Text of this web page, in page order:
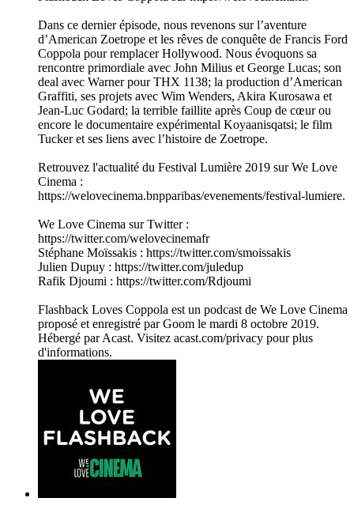
Dans ce dernier épisode, nous revenons sur l’aventure
d’American Zoetrope et les rêves de conquête de Francis Ford
Coppola pour remplacer Hollywood. Nous évoquons sa
rencontre primordiale avec John Milius et George Lucas; son
deal avec Warner pour THX 1138; la production d’American
Graffiti, ses projets avec Wim Wenders, Akira Kurosawa et
Jean-Luc Godard; la terrible faillite après Coup de cœur ou
encore le documentaire expérimental Koyaanisqatsi; le film
Tucker et ses liens avec l’histoire de Zoetrope.
Retrouvez l'actualité du Festival Lumière 2019 sur We Love
Cinema :
https://welovecinema.bnpparibas/evenements/festival-lumiere.
We Love Cinema sur Twitter :
https://twitter.com/welovecinemafr
Stéphane Moïssakis : https://twitter.com/smoissakis
Julien Dupuy : https://twitter.com/juledup
Rafik Djoumi : https://twitter.com/Rdjoumi
Flashback Loves Coppola est un podcast de We Love Cinema
proposé et enregistré par Goom le mardi 8 octobre 2019.
Hébergé par Acast. Visitez acast.com/privacy pour plus
d'informations.